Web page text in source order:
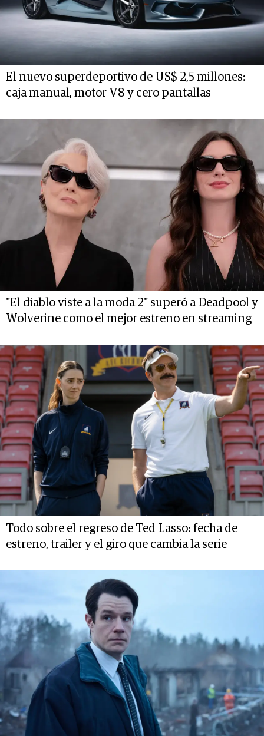
El nuevo superdeportivo de US$ 2,5 millones:
caja manual, motor V8 y cero pantallas
"El diablo viste a la moda 2" superó a Deadpool y
Wolverine como el mejor estreno en streaming
Todo sobre el regreso de Ted Lasso: fecha de
estreno, trailer y el giro que cambia la serie